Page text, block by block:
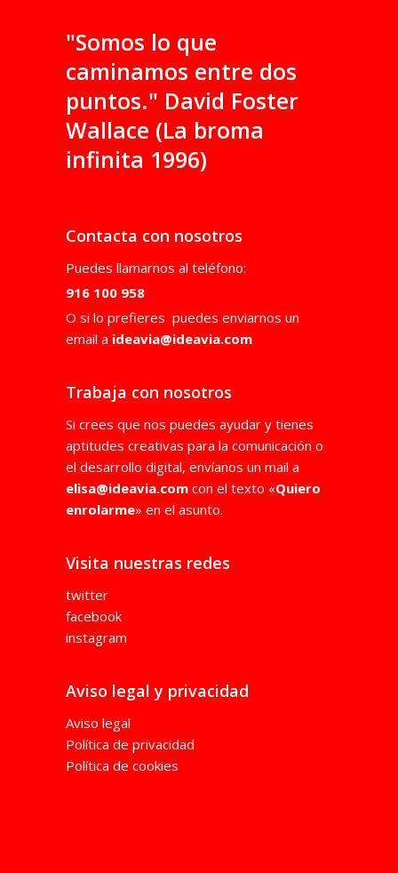
"Somos lo que
caminamos entre dos
puntos." David Foster
Wallace (La broma
infinita 1996)
Contacta con nosotros
Puedes llamarnos al teléfono:
916 100 958
O si lo prefieres puedes enviarnos un
email a ideavia@ideavia.com
Trabaja con nosotros
Si crees que nos puedes ayudar y tienes
aptitudes creativas para la comunicación o
el desarrollo digital, envíanos un mail a
elisa@ideavia.com con el texto «Quiero
enrolarme» en el asunto.
Visita nuestras redes
twitter
facebook
instagram
Aviso legal y privacidad
Aviso legal
Política de privacidad
Política de cookies